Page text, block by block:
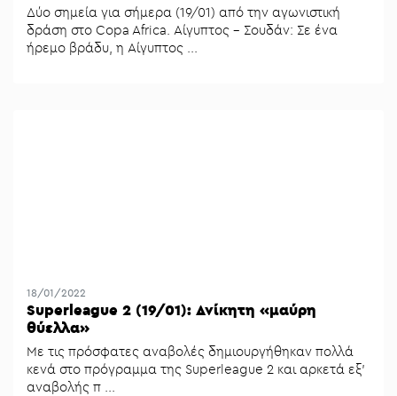
Δύο σημεία για σήμερα (19/01) από την αγωνιστική
δράση στο Copa Africa. Αίγυπτος - Σουδάν: Σε ένα
ήρεμο βράδυ, η Αίγυπτος ...
18/01/2022
Superleague 2 (19/01): Ανίκητη «μαύρη
θύελλα»
Με τις πρόσφατες αναβολές δημιουργήθηκαν πολλά
κενά στο πρόγραμμα της Superleague 2 και αρκετά εξ'
αναβολής π ...
Στοιχηματικές
Διοργανώσεις